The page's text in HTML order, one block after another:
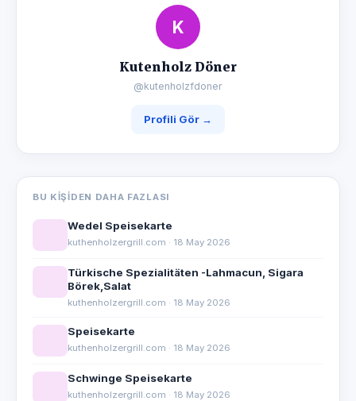
K
Kutenholz Döner
@kutenholzfdoner
Profili Gör →
BU KIŞIDEN DAHA FAZLASI
Wedel Speisekarte
kuthenholzergrill.com · 18 May 2026
Türkische Spezialitäten -Lahmacun, Sigara
Börek,Salat
kuthenholzergrill.com · 18 May 2026
Speisekarte
kuthenholzergrill.com · 18 May 2026
Schwinge Speisekarte
kuthenholzergrill.com · 18 May 2026